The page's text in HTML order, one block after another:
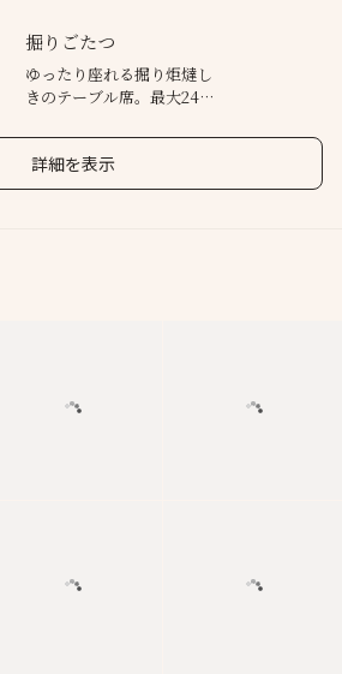
掘りごたつ
ゆったり座れる掘り炬燵し
きのテーブル席。最大24名
す。
詳細を表示